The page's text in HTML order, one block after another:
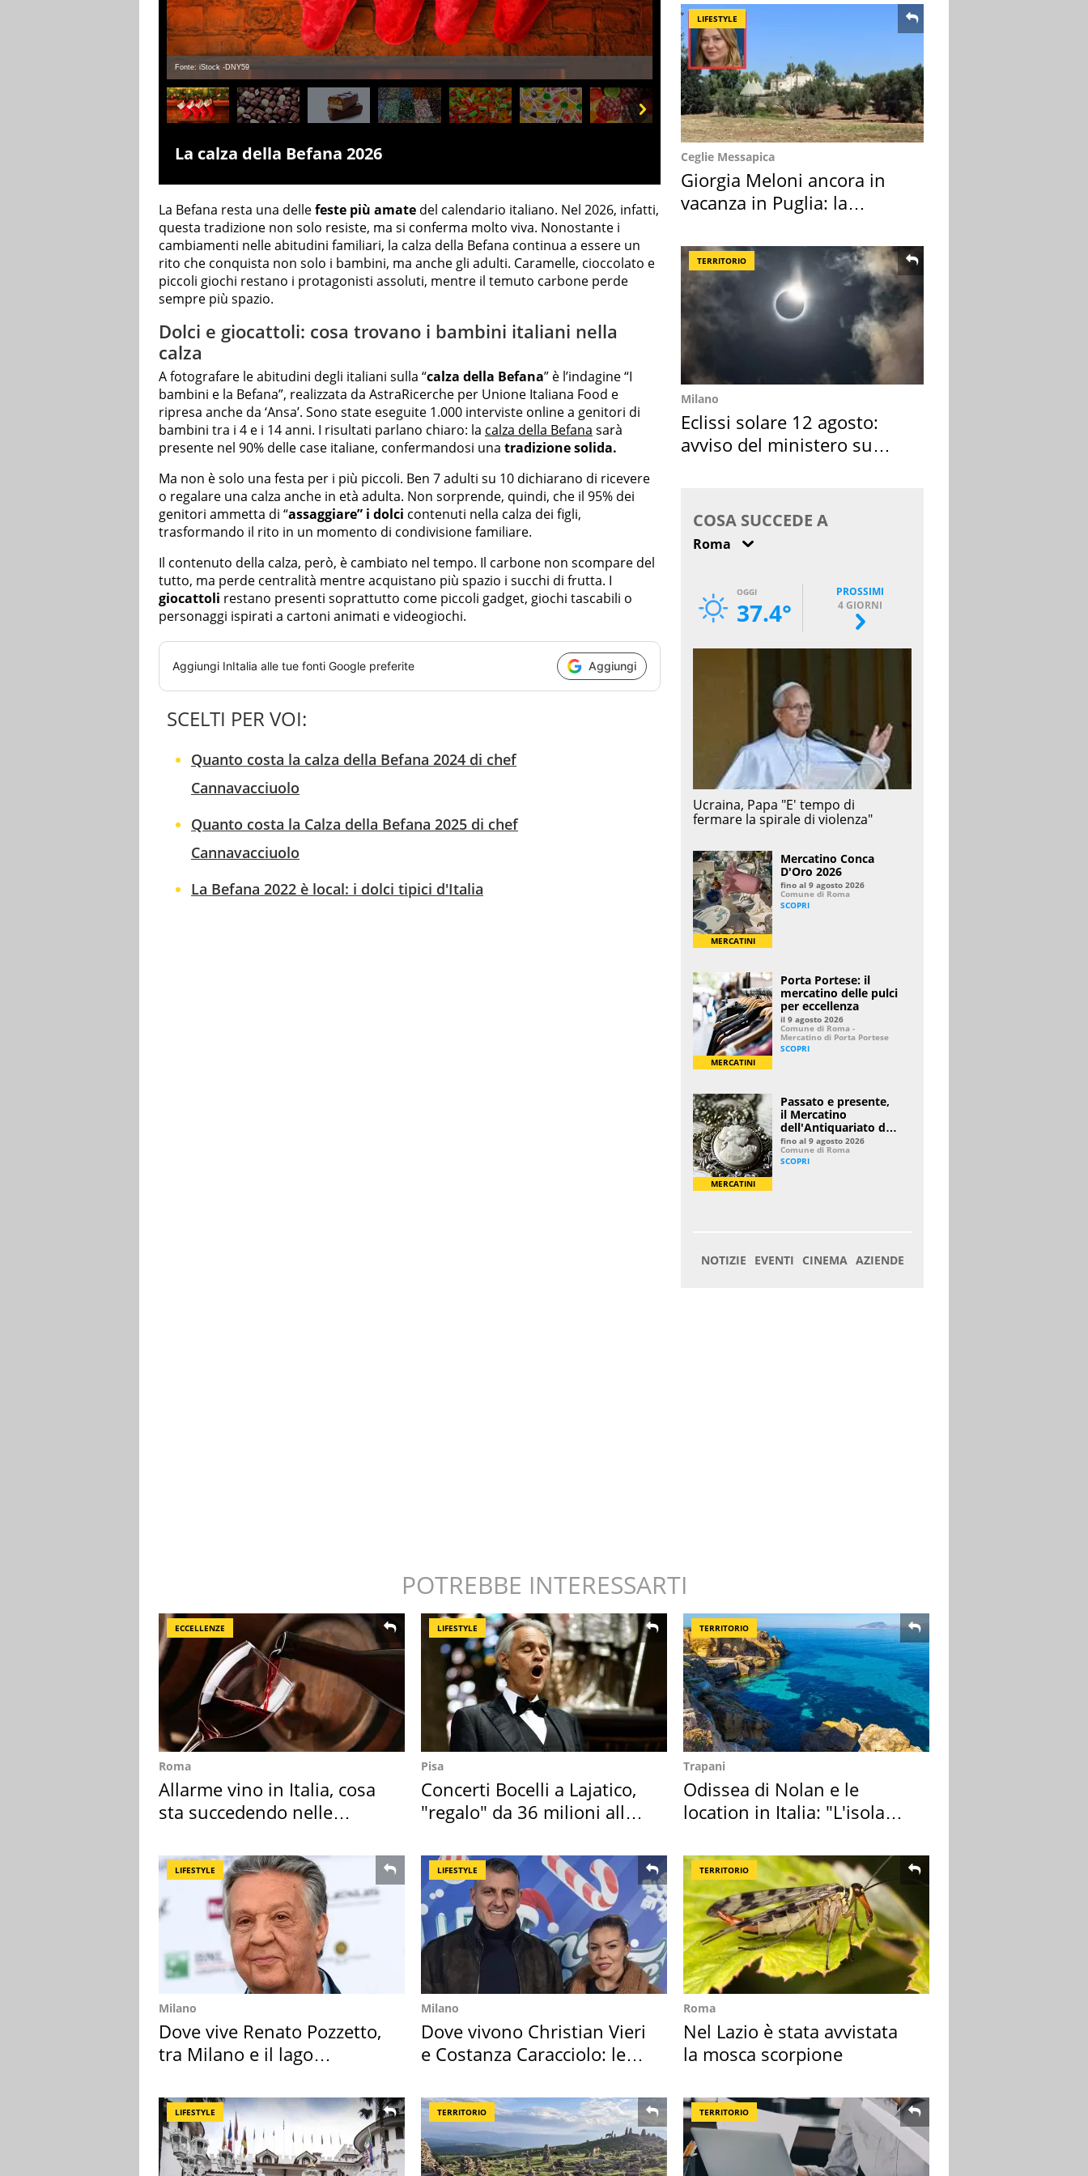
Fonte: iStock -DNY59
La calza della Befana 2026
La Befana resta una dellefeste più amate del calendario italiano. Nel 2026, infatti,
questa tradizione non solo resiste, ma si conferma molto viva. Nonostante i
cambiamenti nelle abitudini familiari, la calza della Befana continua a essere un
rito che conquista non solo i bambini, ma anche gli adulti. Caramelle, cioccolato e
piccoli giochi restano i protagonisti assoluti, mentre il temuto carbone perde
sempre più spazio.
Dolci e giocattoli: cosa trovano i bambini italiani nella
calza
A fotografare le abitudini degli italiani sulla “calza della Befana” è l’indagine “I
bambini e la Befana”, realizzata da AstraRicerche per Unione Italiana Food e
ripresa anche da ‘Ansa’. Sono state eseguite 1.000 interviste online a genitori di
bambini tra i 4 e i 14 anni. I risultati parlano chiaro: la calza della Befana sarà
presente nel 90% delle case italiane, confermandosi una tradizione solida.
Ma non è solo una festa per i più piccoli. Ben 7 adulti su 10 dichiarano di ricevere
o regalare una calza anche in età adulta. Non sorprende, quindi, che il 95% dei
genitori ammetta di “assaggiare” i dolci contenuti nella calza dei figli,
trasformando il rito in un momento di condivisione familiare.
Il contenuto della calza, però, è cambiato nel tempo. Il carbone non scompare del
tutto, ma perde centralità mentre acquistano più spazio i succhi di frutta. I
giocattoli restano presenti soprattutto come piccoli gadget, giochi tascabili o
personaggi ispirati a cartoni animati e videogiochi.
Aggiungi InItalia alle tue fonti Google preferite Aggiungi
SCELTI PER VOI:
Quanto costa la calza della Befana 2024 di chef
Cannavacciuolo
Quanto costa la Calza della Befana 2025 di chef
Cannavacciuolo
La Befana 2022 è local: i dolci tipici d'Italia
LIFESTYLE
Ceglie Messapica
Giorgia Meloni ancora in
vacanza in Puglia: la
TERRITORIO
Milano
Eclissi solare 12 agosto:
avviso del ministero su
POTREBBE INTERESSARTI
ECCELLENZE
Roma
Allarme vino in Italia, cosa
sta succedendo nelle
LIFESTYLE
Pisa
Concerti Bocelli a Lajatico,
"regalo" da 36 milioni alla
TERRITORIO
Trapani
Odissea di Nolan e le
location in Italia: "L'isola
LIFESTYLE
Milano
Dove vive Renato Pozzetto,
tra Milano e il lago
LIFESTYLE
Milano
Dove vivono Christian Vieri
e Costanza Caracciolo: le
TERRITORIO
Roma
Nel Lazio è stata avvistata
la mosca scorpione
LIFESTYLE TERRITORIO TERRITORIO